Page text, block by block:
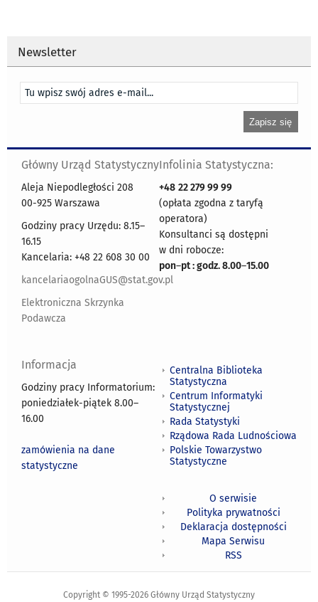
Newsletter
Główny Urząd Statystyczny
Aleja Niepodległości 208
00-925 Warszawa
Godziny pracy Urzędu: 8.15–
16.15
Kancelaria: +48 22 608 30 00
kancelariaogolnaGUS@stat.gov.pl
Elektroniczna Skrzynka
Podawcza
Infolinia Statystyczna:
+48 22 279 99 99
(opłata zgodna z taryfą
operatora)
Konsultanci są dostępni
w dni robocze:
pon–pt : godz. 8.00–15.00
Informacja
Godziny pracy Informatorium:
poniedziałek-piątek 8.00–
16.00
zamówienia na dane
statystyczne
Centralna Biblioteka
Statystyczna
Centrum Informatyki
Statystycznej
Rada Statystyki
Rządowa Rada Ludnościowa
Polskie Towarzystwo
Statystyczne
O serwisie
Polityka prywatności
Deklaracja dostępności
Mapa Serwisu
RSS
Copyright © 1995-2026 Główny Urząd Statystyczny